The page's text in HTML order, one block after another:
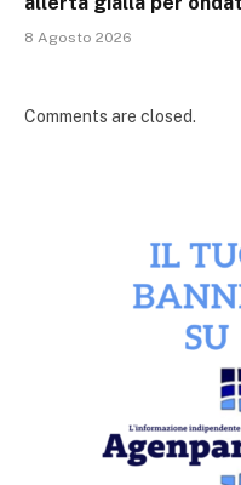
8 Agosto 2026
Comments are closed.